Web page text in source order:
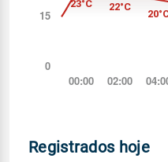
Registrados hoje